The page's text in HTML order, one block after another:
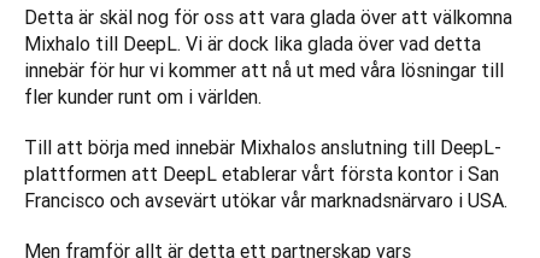
Detta är skäl nog för oss att vara glada över att välkomna
Mixhalo till DeepL. Vi är dock lika glada över vad detta
innebär för hur vi kommer att nå ut med våra lösningar till
fler kunder runt om i världen.
Till att börja med innebär Mixhalos anslutning till DeepL-
plattformen att DeepL etablerar vårt första kontor i San
Francisco och avsevärt utökar vår marknadsnärvaro i USA.
Men framför allt är detta ett partnerskap vars